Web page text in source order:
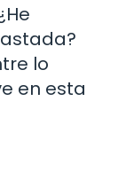
lo
en esta